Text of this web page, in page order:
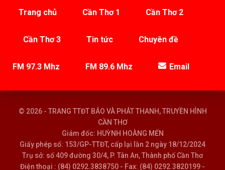
Trang chủ Cần Thơ 1 Cần Thơ 2
Cần Thơ 3 Tin tức Chuyên đề
FM 97.3 Mhz FM 89.6 Mhz Email
© 2026 - TRANG TTĐT BÁO VÀ PHÁT THANH, TRUYỀN HÌNH
CẦN THƠ
Giám đốc: HUỲNH HOÀNG MẾN
Giấy phép số: 153/GP-TTĐT, cấp lại lần 2 ngày 18/12/2024
Trụ sở: số 409 đường 30/4, P. Tân An, Thành phố Cần Thơ
Điện thoại : (84) 0292.3838750 - Fax: (84) 0292.3820199 -